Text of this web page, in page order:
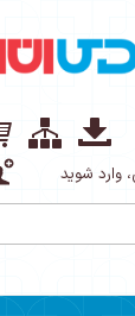
وارد شوید